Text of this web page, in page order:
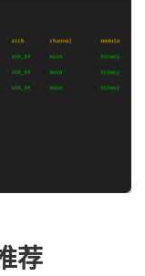
荐